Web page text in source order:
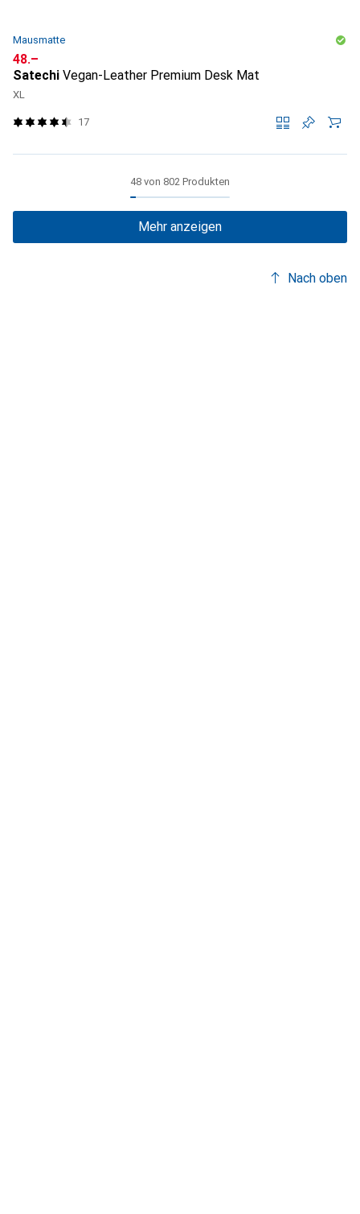
Mausmatte
CHF
48.–
Satechi Vegan-Leather Premium Desk Mat
XL
17
48 von 802 Produkten
Mehr anzeigen
Nach oben